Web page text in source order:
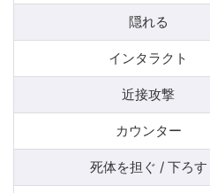
隠れる
インタラクト
近接攻撃
カウンター
死体を担ぐ / 下ろす